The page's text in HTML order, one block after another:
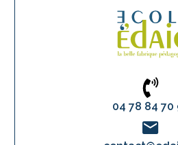
04 78 84 70